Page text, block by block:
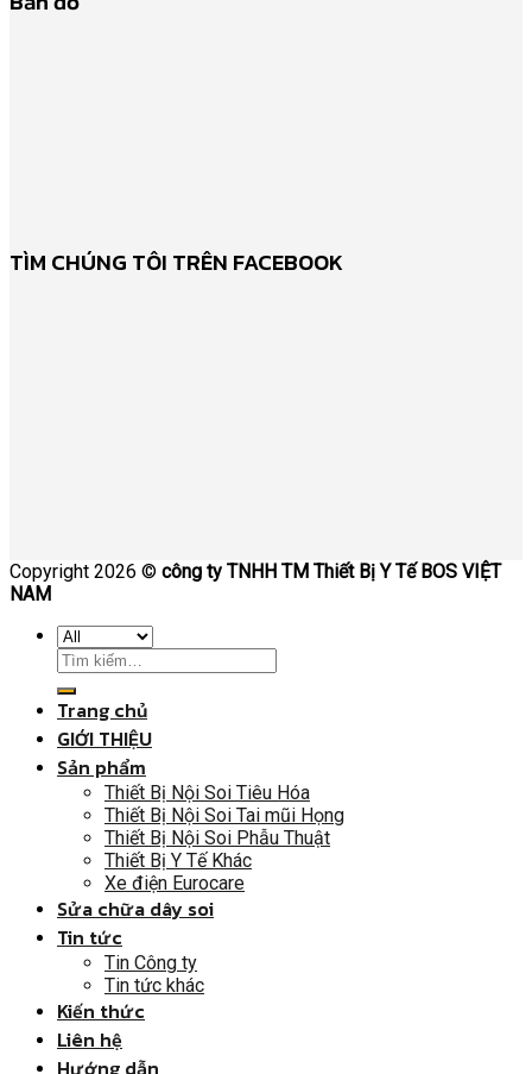
TÌM CHÚNG TÔI TRÊN FACEBOOK
Copyright 2026 © công ty TNHH TM Thiết Bị Y Tế BOS VIỆT
NAM
Trang chủ
GIỚI THIỆU
Sản phẩm
Thiết Bị Nội Soi Tiêu Hóa
Thiết Bị Nội Soi Tai mũi Họng
Thiết Bị Nội Soi Phẫu Thuật
Thiết Bị Y Tế Khác
Xe điện Eurocare
Sửa chữa dây soi
Tin tức
Tin Công ty
Tin tức khác
Kiến thức
Liên hệ
Hướng dẫn